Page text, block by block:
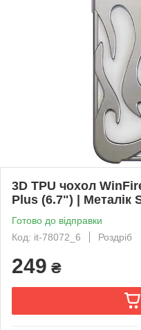
3D TPU чохол
Plus (6.7") | Металік
Готово до відправки
Код: it-78072_6
Роздріб
249 ₴